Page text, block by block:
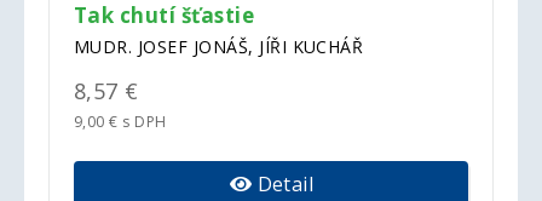
Tak chutí šťastie
MUDR. JOSEF JONÁŠ, JÍŘI KUCHÁŘ
8,57 €
9,00 € s DPH
Detail